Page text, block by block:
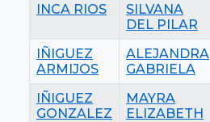
INCA RIOS
SILVANA
DEL PILAR
IÑIGUEZ
ARMIJOS
ALEJANDRA
GABRIELA
IÑIGUEZ
GONZALEZ
MAYRA
ELIZABETH